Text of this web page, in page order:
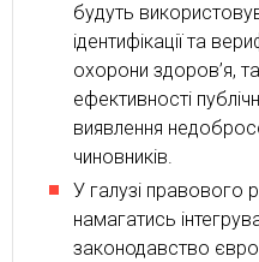
будуть
ідентифікації та
охорони здоров’я,
ефективності
виявлення
чиновників.
У галузі правового
намагатись
законодавство